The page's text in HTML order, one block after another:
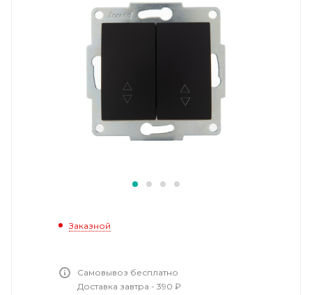
Заказной
Самовывоз бесплатно
Доставка завтра - 390 ₽